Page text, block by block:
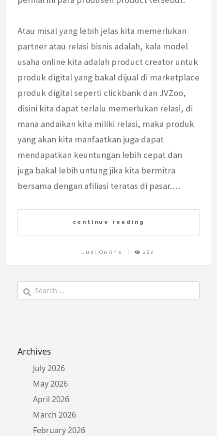
Atau misal yang lebih jelas kita memerlukan
partner atau relasi bisnis adalah, kala model
usaha online kita adalah product creator untuk
produk digital yang bakal dijual di marketplace
produk digital seperti clickbank dan JVZoo,
disini kita dapat terlalu memerlukan relasi, di
mana andaikan kita miliki relasi, maka produk
yang akan kita manfaatkan juga dapat
mendapatkan keuntungan lebih cepat dan
juga bakal lebih untung jika kita bermitra
bersama dengan afiliasi teratas di pasar.…
continue reading
Judi Online 282
for:
Archives
July 2026
May 2026
April 2026
March 2026
February 2026